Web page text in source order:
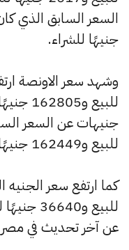
جنيهًا للشراء.
للبيع و162449 جنيهًا للشراء.
عن آخر تحديث في مصر 365.